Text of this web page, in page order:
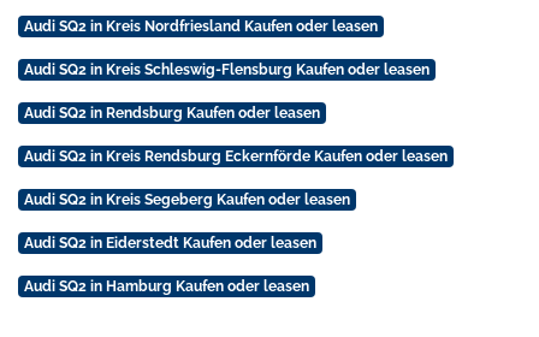
Audi SQ2 in Kreis Nordfriesland Kaufen oder leasen
Audi SQ2 in Kreis Schleswig-Flensburg Kaufen oder leasen
Audi SQ2 in Rendsburg Kaufen oder leasen
Audi SQ2 in Kreis Rendsburg Eckernförde Kaufen oder leasen
Audi SQ2 in Kreis Segeberg Kaufen oder leasen
Audi SQ2 in Eiderstedt Kaufen oder leasen
Audi SQ2 in Hamburg Kaufen oder leasen